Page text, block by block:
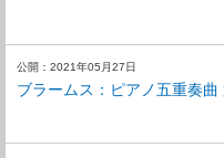
公開：2021年05月27日
ブラームス：ピアノ五重奏曲